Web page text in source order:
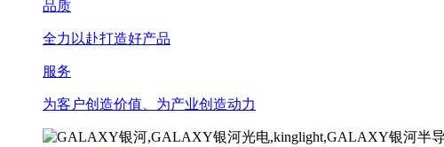
品质
全力以赴打造好产品
服务
为客户创造价值、为产业创造动力